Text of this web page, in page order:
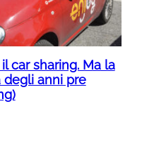
car sharing. Ma la
anni pre